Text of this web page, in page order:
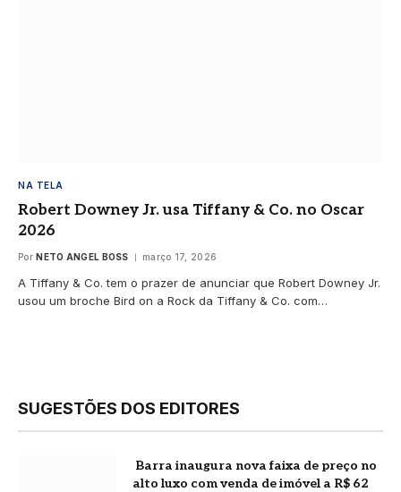
NA TELA
Robert Downey Jr. usa Tiffany & Co. no Oscar
2026
Por NETO ANGEL BOSS março 17, 2026
A Tiffany & Co. tem o prazer de anunciar que Robert Downey Jr.
usou um broche Bird on a Rock da Tiffany & Co. com…
SUGESTÕES DOS EDITORES
Barra inaugura nova faixa de preço no
alto luxo com venda de imóvel a R$ 62